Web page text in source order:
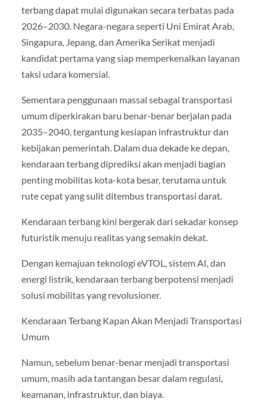
terbang dapat mulai digunakan secara terbatas pada
2026–2030. Negara-negara seperti Uni Emirat Arab,
Singapura, Jepang, dan Amerika Serikat menjadi
kandidat pertama yang siap memperkenalkan layanan
taksi udara komersial.
Sementara penggunaan massal sebagai transportasi
umum diperkirakan baru benar-benar berjalan pada
2035–2040, tergantung kesiapan infrastruktur dan
kebijakan pemerintah. Dalam dua dekade ke depan,
kendaraan terbang diprediksi akan menjadi bagian
penting mobilitas kota-kota besar, terutama untuk
rute cepat yang sulit ditembus transportasi darat.
Kendaraan terbang kini bergerak dari sekadar konsep
futuristik menuju realitas yang semakin dekat.
Dengan kemajuan teknologi eVTOL, sistem AI, dan
energi listrik, kendaraan terbang berpotensi menjadi
solusi mobilitas yang revolusioner.
Kendaraan Terbang Kapan Akan Menjadi Transportasi
Umum
Namun, sebelum benar-benar menjadi transportasi
umum, masih ada tantangan besar dalam regulasi,
keamanan, infrastruktur, dan biaya.